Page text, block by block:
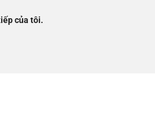
của tôi.